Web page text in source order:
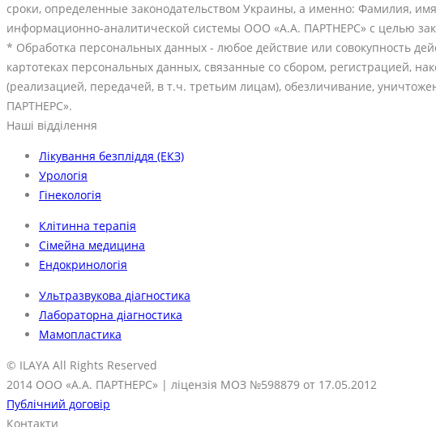
сроки, определенные законодательством Украины, а именно: Фамилия,
информационно-аналитической системы ООО «А.А. ПАРТНЕРС» с целью
* Обработка персональных данных - любое действие или совокупность
картотеках персональных данных, связанные со сбором, регистрацией,
(реализацией, передачей, в т.ч. третьим лицам), обезличивание,
ПАРТНЕРС».
Наші відділення
Лікування безпліддя (ЕКЗ)
Урологія
Гінекологія
Клітинна терапія
Сімейна медицина
Ендокринологія
Ультразвукова діагностика
Лабораторна діагностика
Мамопластика
© ILAYA All Rights Reserved
2014 ООО «А.А. ПАРТНЕРС» | ліцензія МОЗ №598879 от 17.05.2012
Публічний договір
Контакти